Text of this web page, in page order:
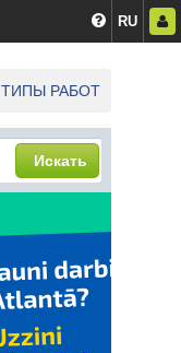
RU
ТИПЫ РАБОТ
Искать